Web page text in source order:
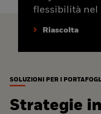
flessibilità nel
Riascolta
SOLUZIONI PER I
Strategie